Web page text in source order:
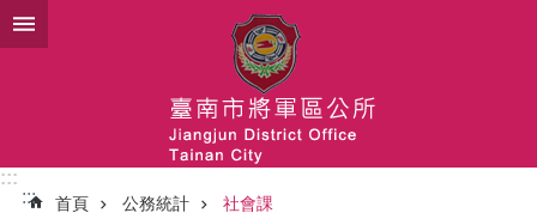
跳到主要內容區塊
:::
:::
首頁 公務統計 社會課